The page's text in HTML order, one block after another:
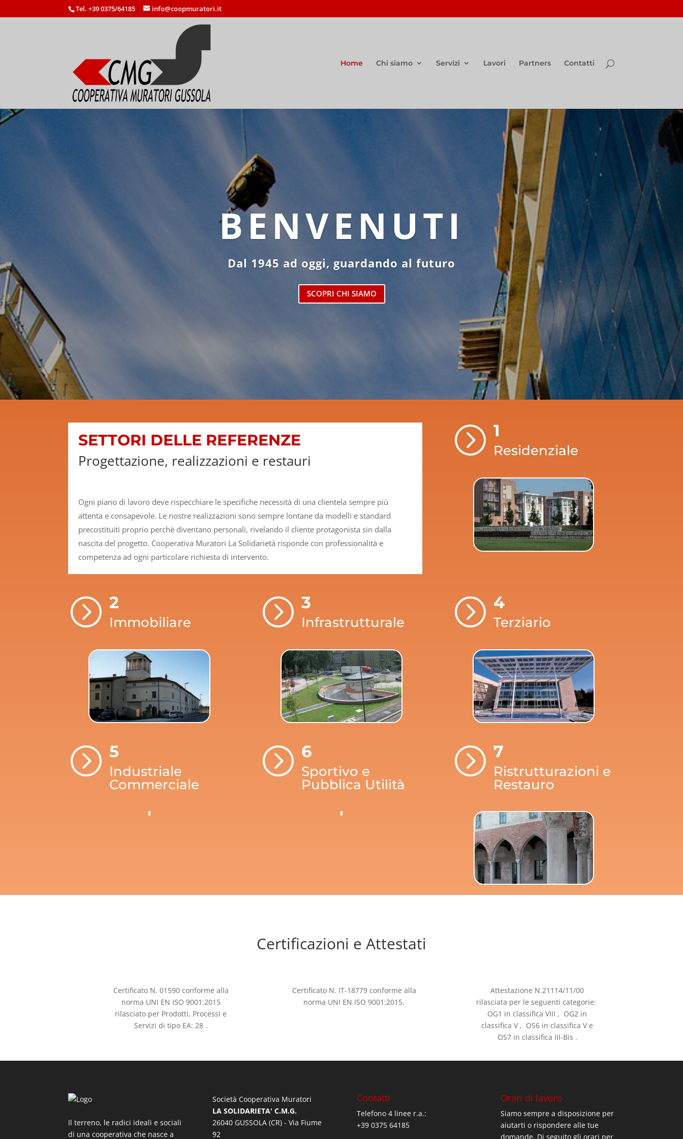
Tel. +39 0375/64185 info@coopmuratori.it
Home Chi siamo Servizi Lavori Partners Contatti
BENVENUTI
Dal 1945 ad oggi, guardando al futuro
SCOPRI CHI SIAMO
SETTORI DELLE REFERENZE
Progettazione, realizzazioni e restauri
Ogni piano di lavoro deve rispecchiare le specifiche necessità di una clientela sempre più
attenta e consapevole. Le nostre realizzazioni sono sempre lontane da modelli e standard
precostituiti proprio perchè diventano personali, rivelando il cliente protagonista sin dalla
nascita del progetto. Cooperativa Muratori La Solidarietà risponde con professionalità e
competenza ad ogni particolare richiesta di intervento.
= 1
Residenziale
= 2
Immobiliare = 3
Infrastrutturale = 4
Terziario
= 5
Industriale
Commerciale
= 6
Sportivo e
Pubblica Utilità
= 7
Ristrutturazioni e
Restauro
Certificazioni e Attestati
Certificato N. 01590 conforme alla
norma UNI EN ISO 9001:2015
rilasciato per Prodotti, Processi e
Servizi di tipo EA: 28 .
Certificato N. IT-18779 conforme alla
norma UNI EN ISO 9001:2015.
Attestazione N.21114/11/00
rilasciata per le seguenti categorie:
OG1 in classifica VIII , OG2 in
classifica V , OS6 in classifica V e
OS7 in classifica III-Bis .
Il terreno, le radici ideali e sociali
di una cooperativa che nasce a
Società Cooperativa Muratori
LA SOLIDARIETA' C.M.G.
26040 GUSSOLA (CR) - Via Fiume
92
Contatti
Telefono 4 linee r.a.:
+39 0375 64185
Orari di lavoro
Siamo sempre a disposizione per
aiutarti o rispondere alle tue
domande. Di seguito gli orari per